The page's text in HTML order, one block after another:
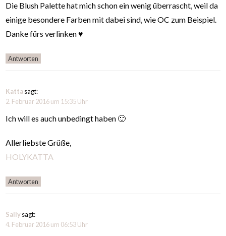
Die Blush Palette hat mich schon ein wenig überrascht, weil da
einige besondere Farben mit dabei sind, wie OC zum Beispiel.
Danke fürs verlinken ♥
Antworten
Kattasagt:
2. Februar 2016 um 15:35 Uhr
Ich will es auch unbedingt haben 🙂
Allerliebste Grüße,
HOLYKATTA
Antworten
Sallysagt:
4. Februar 2016 um 06:53 Uhr